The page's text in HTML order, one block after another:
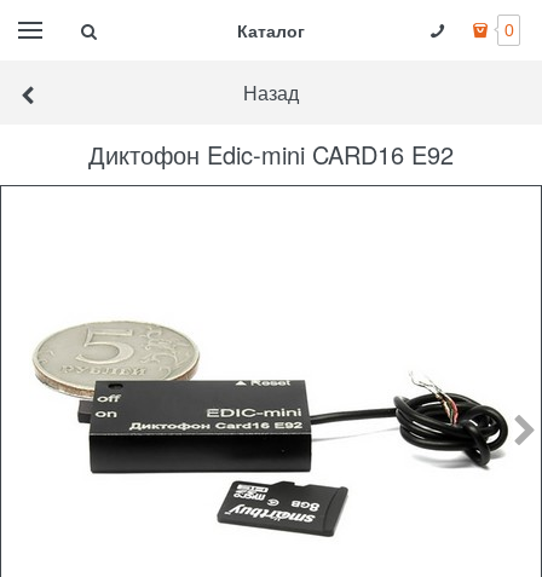
Каталог 0
Назад
Диктофон Edic-mini CARD16 E92